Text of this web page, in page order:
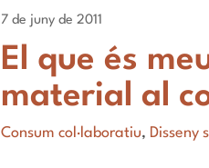
7 de juny de 2011
El que és
material al
Consum col·laboratiu, Disseny